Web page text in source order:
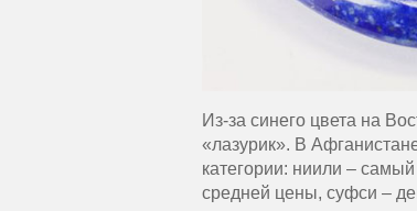
Из-за синего цвета на
«лазурик». В
категории: ниили –
средней цены, суфси –